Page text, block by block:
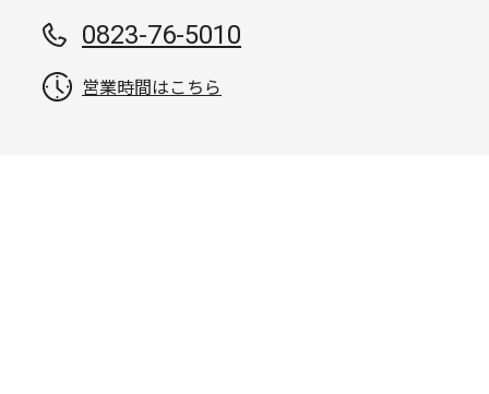
0823-76-5010
営業時間はこちら